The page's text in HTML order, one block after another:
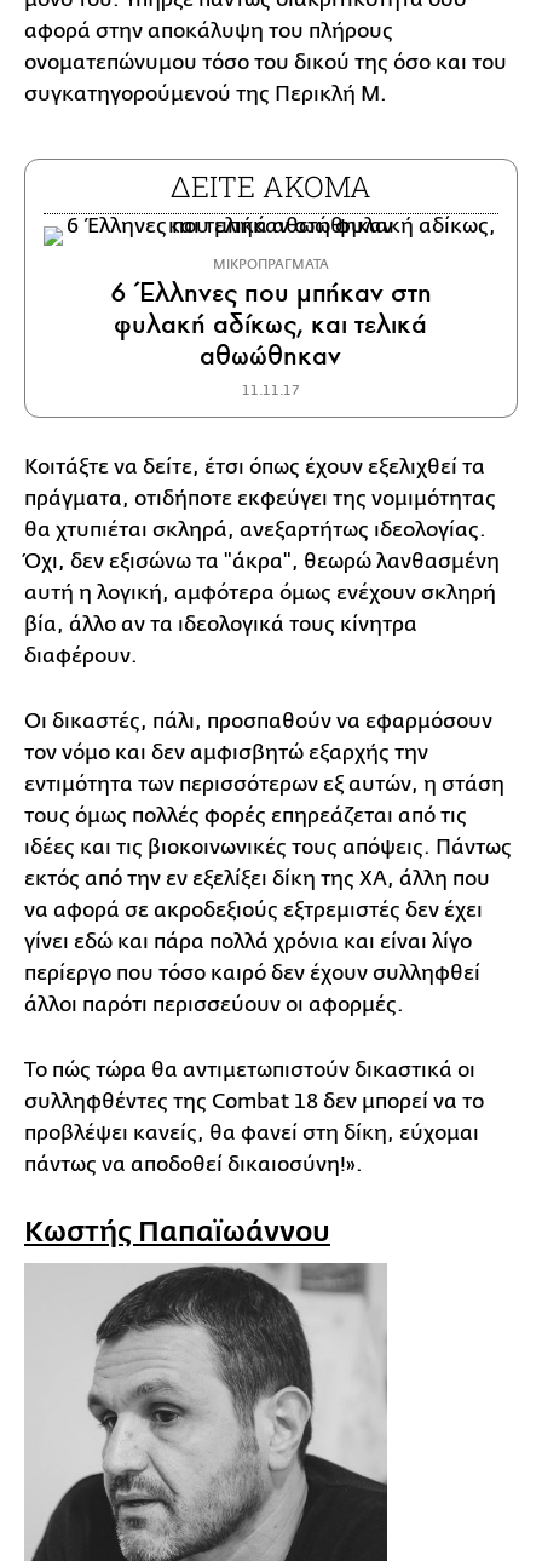
αφορά στην αποκάλυψη του πλήρους
ονοματεπώνυμου τόσο του δικού της όσο και του
συγκατηγορούμενού της Περικλή Μ.
ΔΕΙΤΕ ΑΚΟΜΑ
MΙΚΡΟΠΡΑΓΜΑΤΑ
6 Έλληνες που μπήκαν στη
φυλακή αδίκως, και τελικά
αθωώθηκαν
11.11.17
Κοιτάξτε να δείτε, έτσι όπως έχουν εξελιχθεί τα
πράγματα, οτιδήποτε εκφεύγει της νομιμότητας
θα χτυπιέται σκληρά, ανεξαρτήτως ιδεολογίας.
Όχι, δεν εξισώνω τα "άκρα", θεωρώ λανθασμένη
αυτή η λογική, αμφότερα όμως ενέχουν σκληρή
βία, άλλο αν τα ιδεολογικά τους κίνητρα
διαφέρουν.
Οι δικαστές, πάλι, προσπαθούν να εφαρμόσουν
τον νόμο και δεν αμφισβητώ εξαρχής την
εντιμότητα των περισσότερων εξ αυτών, η στάση
τους όμως πολλές φορές επηρεάζεται από τις
ιδέες και τις βιοκοινωνικές τους απόψεις. Πάντως
εκτός από την εν εξελίξει δίκη της ΧΑ, άλλη που
να αφορά σε ακροδεξιούς εξτρεμιστές δεν έχει
γίνει εδώ και πάρα πολλά χρόνια και είναι λίγο
περίεργο που τόσο καιρό δεν έχουν συλληφθεί
άλλοι παρότι περισσεύουν οι αφορμές.
Το πώς τώρα θα αντιμετωπιστούν δικαστικά οι
συλληφθέντες της Combat 18 δεν μπορεί να το
προβλέψει κανείς, θα φανεί στη δίκη, εύχομαι
πάντως να αποδοθεί δικαιοσύνη!».
Κωστής Παπαϊωάννου